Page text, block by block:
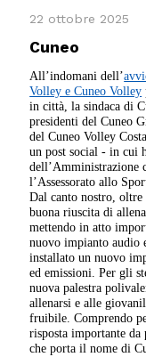
22 ottobre 2025
Cuneo
All’indomani dell’
Volley e Cuneo Volley
in città, la sindaca di
presidenti del Cuneo
del Cuneo Volley
un post social - in cui
dell’Amministrazione
l’Assessorato allo
Dal canto nostro,
buona riuscita di
mettendo in atto
nuovo impianto audio
installato un nuovo
ed emissioni. Per gli
nuova palestra
allenarsi e alle
fruibile. Comprendo
risposta importante
che porta il nome di